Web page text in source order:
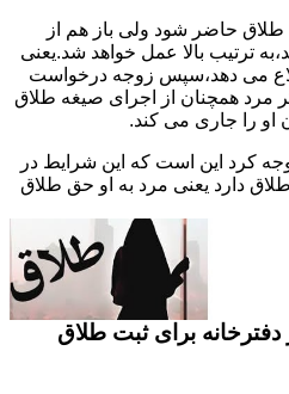
حاضر شود ولی باز هم از
ترتیب بالا عمل خواهد شد.یعنی
می دهد،سپس زوجه درخواست
مرد همچنان از اجرای صیغه طلاق
او را جاری می کند.
توجه کرد این است که این شرایط در
دارد یعنی مرد به او حق طلاق
برای ثبت طلاق